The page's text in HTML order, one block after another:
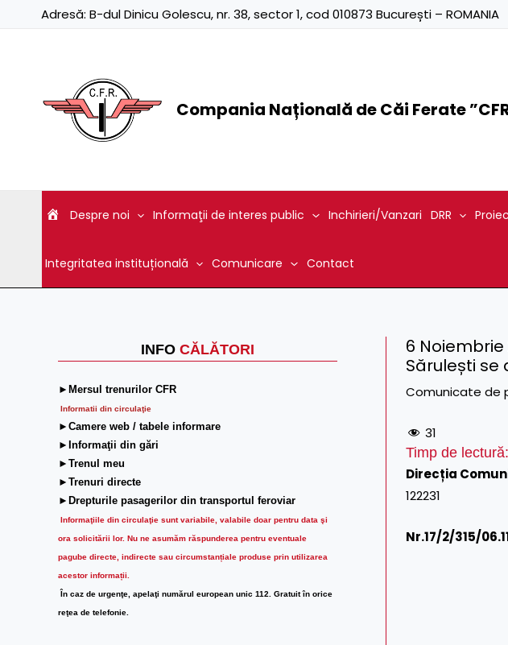
Adresă: B-dul Dinicu Golescu, nr. 38, sector 1, cod 010873 București – ROMANIA
Compania Națională de Căi Ferate
Despre noi Informaţii de interes public Inchirieri/Vanzari DRR
Integritatea instituțională Comunicare Contact
INFO CĂLĂTORI
►Mersul trenurilor CFR
Informatii din circulaţie
►Camere web / tabele informare
►Informaţii din gări
►Trenul meu
►Trenuri directe
►Drepturile pasagerilor din transportul feroviar
Informaţiile din circulaţie sunt variabile, valabile doar pentru data şi
ora solicitării lor. Nu ne asumăm răspunderea pentru eventuale
pagube directe, indirecte sau circumstanțiale produse prin utilizarea
acestor informații.
În caz de urgenţe, apelaţi numărul european unic 112. Gratuit în orice
reţea de telefonie.
6
Sărulești
Comunicate de
31
Timp de lectură:
Direcția
122231
Nr.17/2/315/